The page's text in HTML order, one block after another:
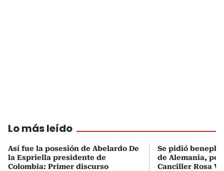
Lo más leído
Así fue la posesión de Abelardo De
la Espriella presidente de
Colombia: Primer discurso
Se pidió
de Alemania,
Canciller Rosa